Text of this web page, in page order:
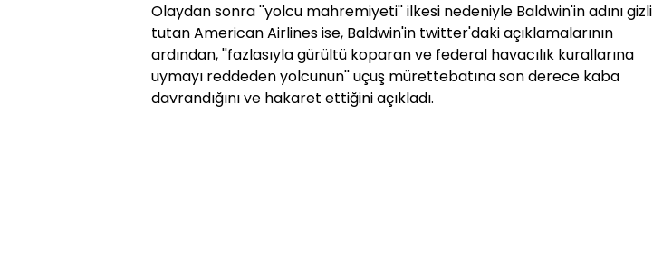
Olaydan sonra ''yolcu mahremiyeti'' ilkesi nedeniyle Baldwin'in adını gizli
tutan American Airlines ise, Baldwin'in twitter'daki açıklamalarının
ardından, ''fazlasıyla gürültü koparan ve federal havacılık kurallarına
uymayı reddeden yolcunun'' uçuş mürettebatına son derece kaba
davrandığını ve hakaret ettiğini açıkladı.